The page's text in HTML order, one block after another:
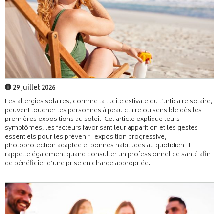
29 juillet 2026
Les allergies solaires, comme la lucite estivale ou l’urticaire solaire,
peuvent toucher les personnes à peau claire ou sensible dès les
premières expositions au soleil. Cet article explique leurs
symptômes, les facteurs favorisant leur apparition et les gestes
essentiels pour les prévenir : exposition progressive,
photoprotection adaptée et bonnes habitudes au quotidien. Il
rappelle également quand consulter un professionnel de santé afin
de bénéficier d’une prise en charge appropriée.